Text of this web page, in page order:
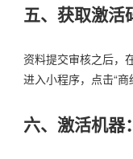
五、获取激活
资料提交审核之后，
进入小程序，点击“商
六、激活机器：